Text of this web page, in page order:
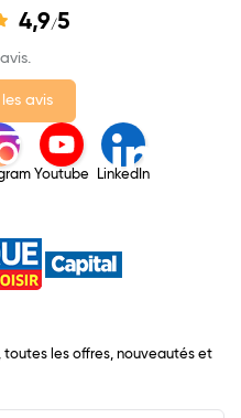
4,9/5
avis
Youtube LinkedIn
les offres, nouveautés et